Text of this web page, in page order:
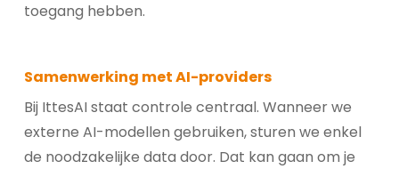
toegang hebben.
Samenwerking met AI-providers
Bij IttesAI staat controle centraal. Wanneer we
externe AI-modellen gebruiken, sturen we enkel
de noodzakelijke data door. Dat kan gaan om je